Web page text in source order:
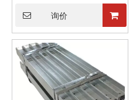
u 梁槽钢尺寸 ambika c 型
槽钢
询价